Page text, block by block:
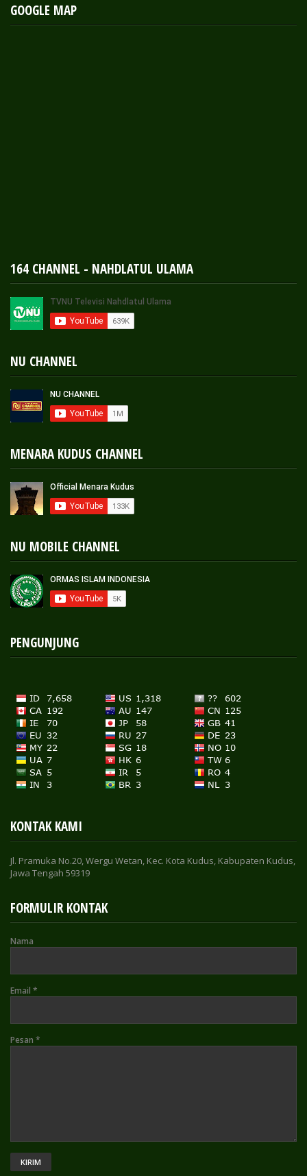
GOOGLE MAP
164 CHANNEL - NAHDLATUL ULAMA
NU CHANNEL
MENARA KUDUS CHANNEL
NU MOBILE CHANNEL
PENGUNJUNG
KONTAK KAMI
Jl. Pramuka No.20, Wergu Wetan, Kec. Kota Kudus, Kabupaten Kudus,
Jawa Tengah 59319
FORMULIR KONTAK
Nama
Email *
Pesan *